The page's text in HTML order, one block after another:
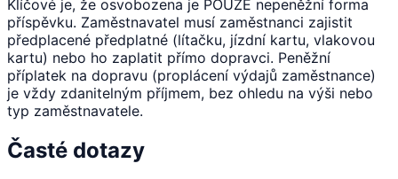
Klíčové je, že osvobozena je POUZE nepeněžní forma
příspěvku. Zaměstnavatel musí zaměstnanci zajistit
předplacené předplatné (lítačku, jízdní kartu, vlakovou
kartu) nebo ho zaplatit přímo dopravci. Peněžní
příplatek na dopravu (proplácení výdajů zaměstnance)
je vždy zdanitelným příjmem, bez ohledu na výši nebo
typ zaměstnavatele.
Časté dotazy